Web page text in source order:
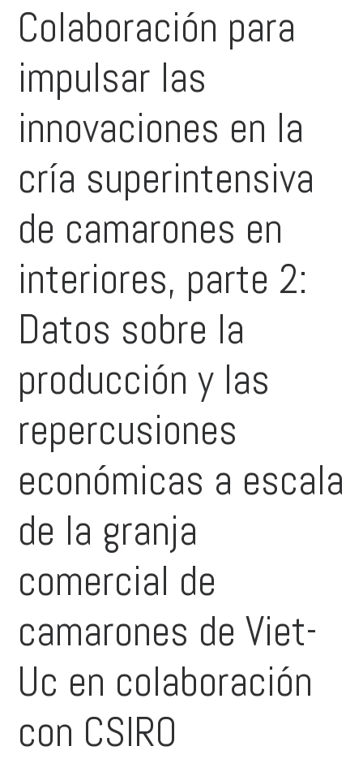
Colaboración para
impulsar las
innovaciones en la
cría superintensiva
de camarones en
interiores, parte 2:
Datos sobre la
producción y las
repercusiones
económicas a escala
de la granja
comercial de
camarones de Viet-
Uc en colaboración
con CSIRO